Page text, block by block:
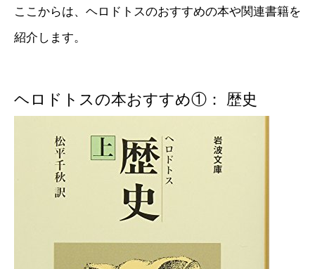
ここからは、ヘロドトスのおすすめの本や関連書籍を
紹介します。
ヘロドトスの本おすすめ①： 歴史